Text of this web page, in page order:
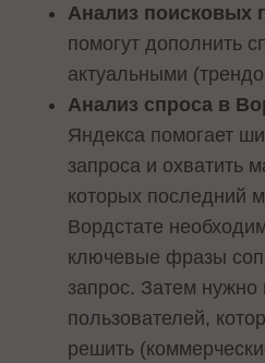
Анализ поисковых
помогут дополнить
актуальными
Анализ спроса в
Яндекса помогает
запроса и охватить
которых последний
Вордстате
ключевые фразы
запрос. Затем нужно
пользователей,
решить